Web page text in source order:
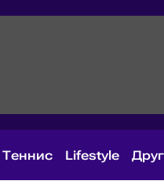
Теннис Lifestyle